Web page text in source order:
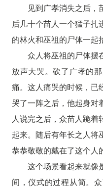
见到广孝消失之后，
后几十个苗人一个猛子扎
的林火和巫祖的尸体一起
众人将巫祖的尸体摆
放声大哭。砍了广孝的
痛。这人痛哭的时候，已
哭了一阵之后，他起身对
人说完之后，众苗人跪
起来。随后有年长之人将
恭恭敬敬的戴在了这个人
这个场景看起来就像
间，仪式的过程从简。